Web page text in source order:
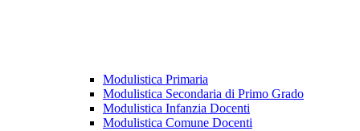
Modulistica Primaria
Modulistica Secondaria di Primo Grado
Modulistica Infanzia Docenti
Modulistica Comune Docenti